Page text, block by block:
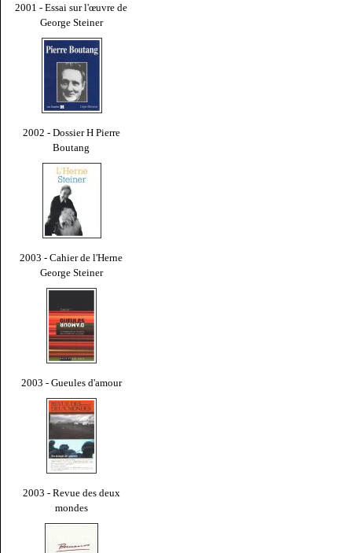
2001 - Essai sur l'œuvre de
George Steiner
2002 - Dossier H Pierre
Boutang
2003 - Cahier de l'Herne
George Steiner
2003 - Gueules d'amour
2003 - Revue des deux
mondes